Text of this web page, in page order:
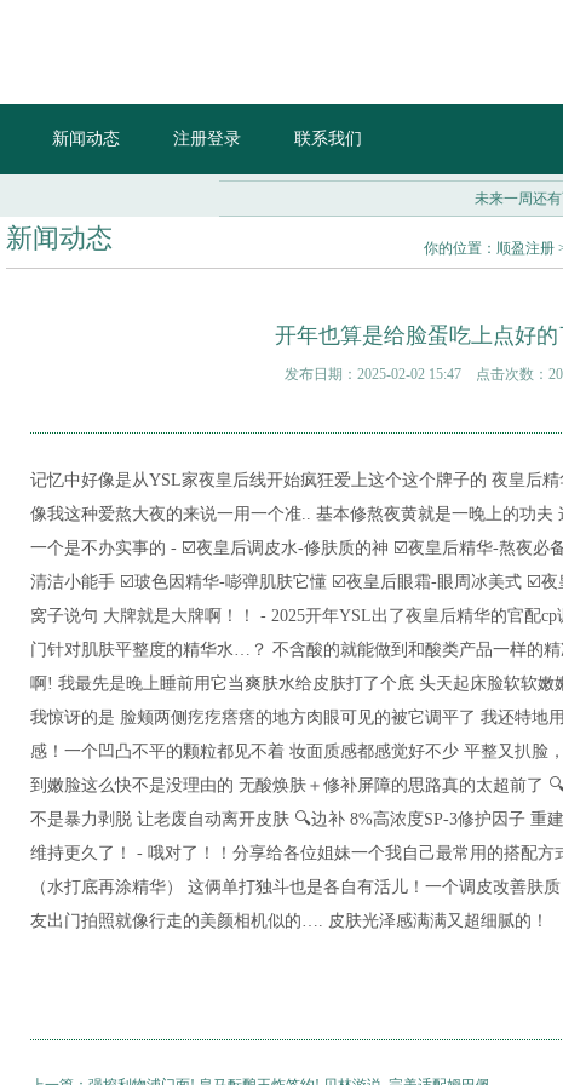
新闻动态 注册登录 联系我们
未来一周还有
新闻动态 你的位置： 顺盈注册
开年也算是给脸蛋吃上点好的
发布日期：2025-02-02 15:47 点击次数：
记忆中好像是从YSL家夜皇后线开始疯狂爱上这个这个牌子的 夜皇后
像我这种爱熬大夜的来说一用一个准.. 基本修熬夜黄就是一晚上的功夫
一个是不办实事的 - ☑️夜皇后调皮水-修肤质的神 ☑️夜皇后精华-熬夜必
清洁小能手 ☑️玻色因精华-嘭弹肌肤它懂 ☑️夜皇后眼霜-眼周冰美式 ☑️夜
窝子说句 大牌就是大牌啊！！ - 2025开年YSL出了夜皇后精华的官配
门针对肌肤平整度的精华水…？ 不含酸的就能做到和酸类产品一样的
啊! 我最先是晚上睡前用它当爽肤水给皮肤打了个底 头天起床脸软软嫩
我惊讶的是 脸颊两侧疙疙瘩瘩的地方肉眼可见的被它调平了 我还特地
感！一个凹凸不平的颗粒都见不着 妆面质感都感觉好不少 平整又扒脸
到嫩脸这么快不是没理由的 无酸焕肤＋修补屏障的思路真的太超前了
不是暴力剥脱 让老废自动离开皮肤 🔍边补 8%高浓度SP-3修护因子 重
维持更久了！ - 哦对了！！分享给各位姐妹一个我自己最常用的搭配方
（水打底再涂精华） 这俩单打独斗也是各自有活儿！一个调皮改善肤
友出门拍照就像行走的美颜相机似的…. 皮肤光泽感满满又超细腻的！